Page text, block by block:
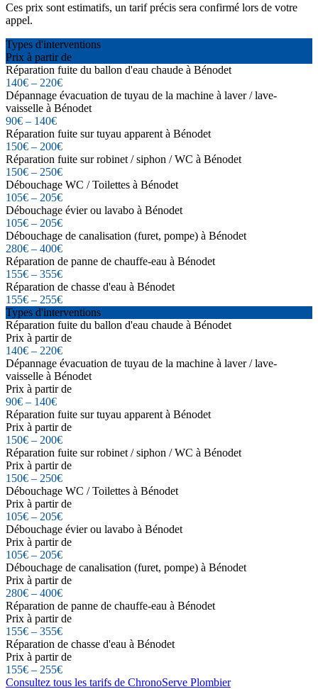
Ces prix sont estimatifs, un tarif précis sera confirmé lors de votre
appel.
Types d'interventions
Prix à partir de
Réparation fuite du ballon d'eau chaude à Bénodet
140€ – 220€
Dépannage évacuation de tuyau de la machine à laver / lave-
vaisselle à Bénodet
90€ – 140€
Réparation fuite sur tuyau apparent à Bénodet
150€ – 200€
Réparation fuite sur robinet / siphon / WC à Bénodet
150€ – 250€
Débouchage WC / Toilettes à Bénodet
105€ – 205€
Débouchage évier ou lavabo à Bénodet
105€ – 205€
Débouchage de canalisation (furet, pompe) à Bénodet
280€ – 400€
Réparation de panne de chauffe-eau à Bénodet
155€ – 355€
Réparation de chasse d'eau à Bénodet
155€ – 255€
Types d'interventions
Réparation fuite du ballon d'eau chaude à Bénodet
Prix à partir de
140€ – 220€
Dépannage évacuation de tuyau de la machine à laver / lave-
vaisselle à Bénodet
Prix à partir de
90€ – 140€
Réparation fuite sur tuyau apparent à Bénodet
Prix à partir de
150€ – 200€
Réparation fuite sur robinet / siphon / WC à Bénodet
Prix à partir de
150€ – 250€
Débouchage WC / Toilettes à Bénodet
Prix à partir de
105€ – 205€
Débouchage évier ou lavabo à Bénodet
Prix à partir de
105€ – 205€
Débouchage de canalisation (furet, pompe) à Bénodet
Prix à partir de
280€ – 400€
Réparation de panne de chauffe-eau à Bénodet
Prix à partir de
155€ – 355€
Réparation de chasse d'eau à Bénodet
Prix à partir de
155€ – 255€
Consultez tous les tarifs de ChronoServe Plombier